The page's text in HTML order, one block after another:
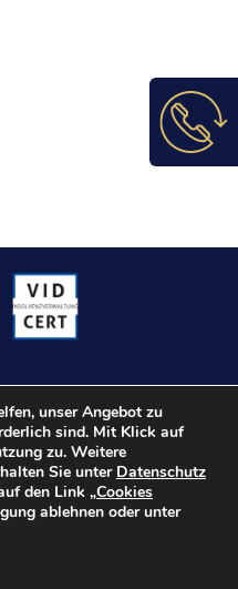
unser Angebot zu
sind. Mit Klick auf
zu. Weitere
Sie unter Datenschutz
den Link „Cookies
ablehnen oder unter